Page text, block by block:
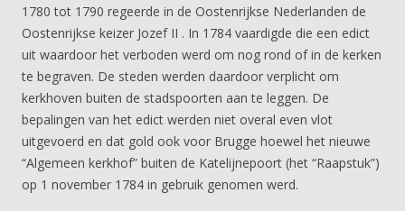
1780 tot 1790 regeerde in de Oostenrijkse Nederlanden de
Oostenrijkse keizer Jozef II . In 1784 vaardigde die een edict
uit waardoor het verboden werd om nog rond of in de kerken
te begraven. De steden werden daardoor verplicht om
kerkhoven buiten de stadspoorten aan te leggen. De
bepalingen van het edict werden niet overal even vlot
uitgevoerd en dat gold ook voor Brugge hoewel het nieuwe
“Algemeen kerkhof” buiten de Katelijnepoort (het “Raapstuk”)
op 1 november 1784 in gebruik genomen werd.